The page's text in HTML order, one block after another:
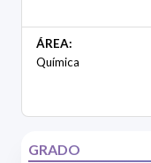
ÁREA:
Química
GRADO